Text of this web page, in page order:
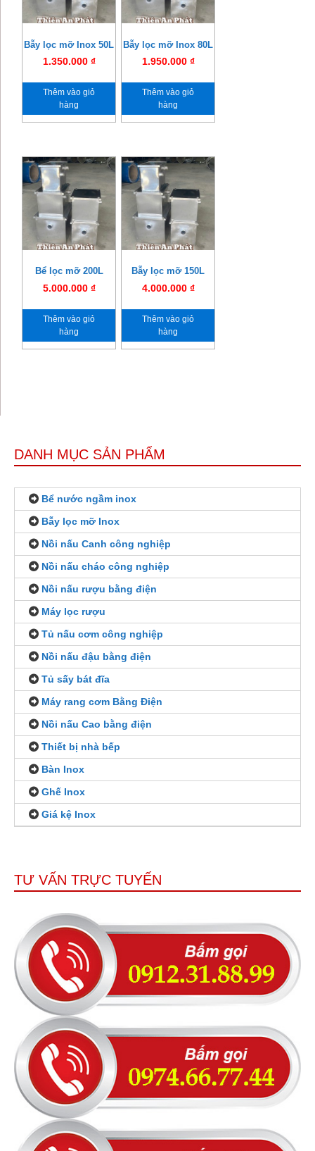
Bẫy lọc mỡ Inox 50L
1.350.000 ₫
Thêm vào giỏ
hàng
Bẫy lọc mỡ Inox 80L
1.950.000 ₫
Thêm vào giỏ
hàng
Bể lọc mỡ 200L
5.000.000 ₫
Thêm vào giỏ
hàng
Bẫy lọc mỡ 150L
4.000.000 ₫
Thêm vào giỏ
hàng
DANH MỤC SẢN PHẨM
Bể nước ngầm inox
Bẫy lọc mỡ Inox
Nồi nấu Canh công nghiệp
Nồi nấu cháo công nghiệp
Nồi nấu rượu bằng điện
Máy lọc rượu
Tủ nấu cơm công nghiệp
Nồi nấu đậu bằng điện
Tủ sấy bát đĩa
Máy rang cơm Bằng Điện
Nồi nấu Cao bằng điện
Thiết bị nhà bếp
Bàn Inox
Ghế Inox
Giá kệ Inox
TƯ VẤN TRỰC TUYẾN